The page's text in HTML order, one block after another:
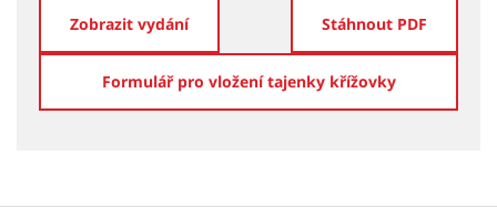
Zobrazit vydání Stáhnout PDF
Formulář pro vložení tajenky křížovky